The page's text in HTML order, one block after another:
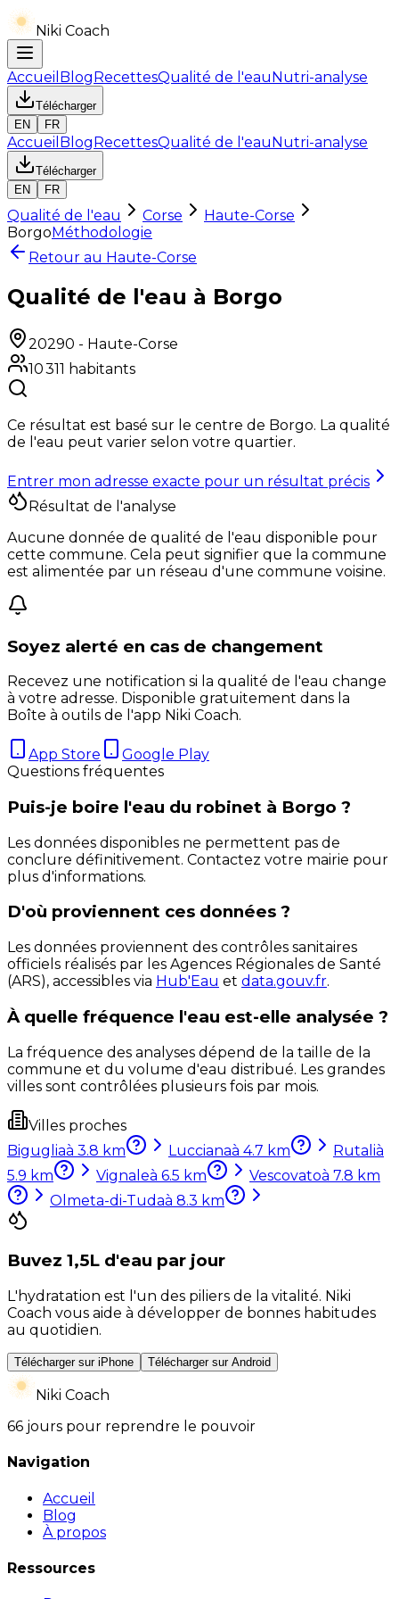
Niki Coach
Accueil BlogRecettesQualité de l'eauNutri-analyse
Télécharger
EN
FR
Accueil BlogRecettesQualité de l'eauNutri-analyse
Télécharger
EN
FR
Qualité de l'eau Corse
Haute-Corse
BorgoMéthodologie
Retour au Haute-Corse
Qualité de l'eau à Borgo
20290 - Haute-Corse
10 311 habitants
Ce résultat est basé sur le centre de Borgo. La qualité
de l'eau peut varier selon votre quartier.
Entrer mon adresse exacte pour un résultat précis
Résultat de l'analyse
Aucune donnée de qualité de l'eau disponible pour
cette commune. Cela peut signifier que la commune
est alimentée par un réseau d'une commune voisine.
Soyez alerté en cas de changement
Recevez une notification si la qualité de l'eau change
à votre adresse. Disponible gratuitement dans la
Boîte à outils de l'app Niki Coach.
App Store
Google Play
Questions fréquentes
Puis-je boire l'eau du robinet à Borgo ?
Les données disponibles ne permettent pas de
conclure définitivement. Contactez votre mairie pour
plus d'informations.
D'où proviennent ces données ?
Les données proviennent des contrôles sanitaires
officiels réalisés par les Agences Régionales de Santé
(ARS), accessibles via Hub'Eau et data.gouv.fr.
À quelle fréquence l'eau est-elle analysée ?
La fréquence des analyses dépend de la taille de la
commune et du volume d'eau distribué. Les grandes
villes sont contrôlées plusieurs fois par mois.
Villes proches
Bigugliaà 3.8 km Luccianaà 4.7 km Rutalià
5.9 km Vignaleà 6.5 km Vescovatoà 7.8 km
Olmeta-di-Tudaà 8.3 km
Buvez 1,5L d'eau par jour
L'hydratation est l'un des piliers de la vitalité. Niki
Coach vous aide à développer de bonnes habitudes
au quotidien.
Télécharger sur iPhone Télécharger sur Android
Niki Coach
66 jours pour reprendre le pouvoir
Navigation
Accueil
Blog
À propos
Ressources